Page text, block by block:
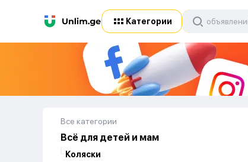
Категории
Все категории
Всё для детей и мам
Коляски